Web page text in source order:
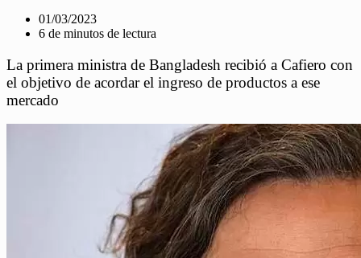
01/03/2023
6 de minutos de lectura
La primera ministra de Bangladesh recibió a Cafiero con
el objetivo de acordar el ingreso de productos a ese
mercado